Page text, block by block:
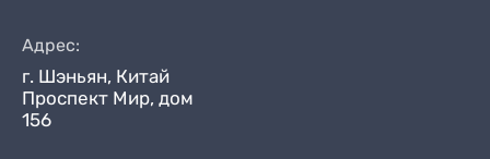
Адрес:
г. Шэньян, Китай
Проспект Мир, дом
156